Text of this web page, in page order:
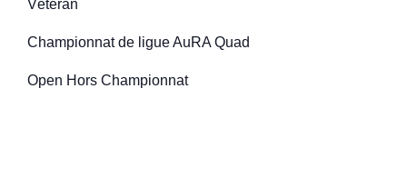
Vétéran
Championnat de ligue AuRA Quad
Open Hors Championnat